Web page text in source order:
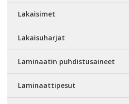
Lakaisimet
Lakaisuharjat
Laminaatin puhdistusaineet
Laminaattipesut